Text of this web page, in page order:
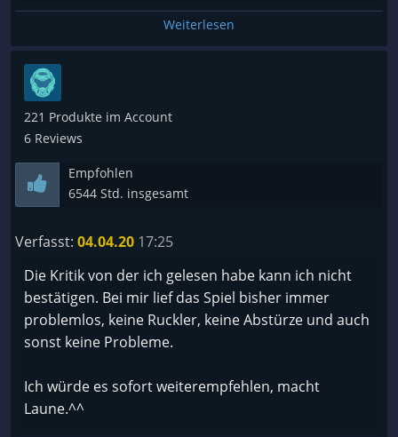
Weiterlesen
221 Produkte im Account
6 Reviews
Empfohlen
6544 Std. insgesamt
Verfasst: 04.04.20 17:25
Die Kritik von der ich gelesen habe kann ich nicht
bestätigen. Bei mir lief das Spiel bisher immer
problemlos, keine Ruckler, keine Abstürze und auch
sonst keine Probleme.
Ich würde es sofort weiterempfehlen, macht
Laune.^^